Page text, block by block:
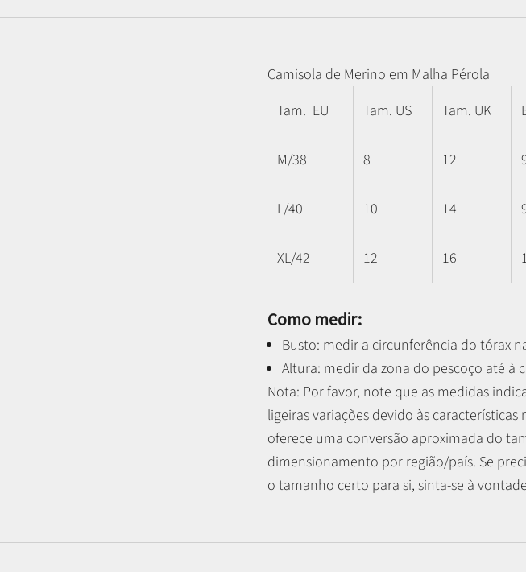
Camisola de Merino em Malha Pérola
Tam. EU
Tam. US Tam. UK
M/38 8 12
L/40 10 14
XL/42 12 16
Como medir:
Busto: medir a circunferência do tórax
Altura: medir da zona do pescoço até à
Nota: Por favor, note que as medidas
ligeiras variações devido às
oferece uma conversão aproximada do
dimensionamento por região/país. Se
o tamanho certo para si, sinta-se à